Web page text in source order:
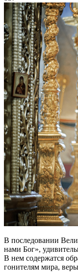
В последовании
нами Бог»,
В нем содержатся
гонителям мира,